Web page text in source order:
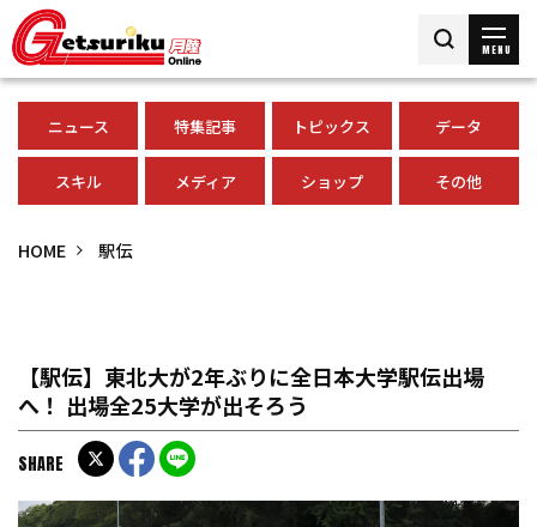
MENU
ニュース 特集記事 トピックス データ
スキル メディア ショップ その他
HOME 駅伝
【駅伝】東北大が2年ぶりに全日本大学駅伝出場
へ！ 出場全25大学が出そろう
SHARE